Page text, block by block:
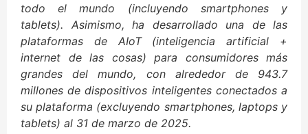
todo el mundo (incluyendo smartphones y
tablets). Asimismo, ha desarrollado una de las
plataformas de AIoT (inteligencia artificial +
internet de las cosas) para consumidores más
grandes del mundo, con alrededor de 943.7
millones de dispositivos inteligentes conectados a
su plataforma (excluyendo smartphones, laptops y
tablets) al 31 de marzo de 2025.